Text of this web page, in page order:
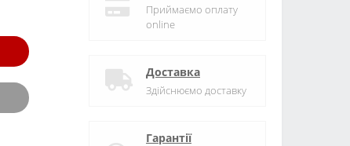
Приймаємо оплату
online
Доставка
Здійснюємо доставку
Гарантії